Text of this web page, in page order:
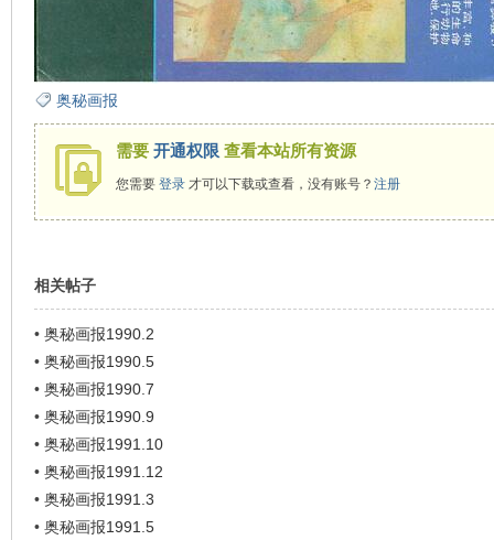
奥秘画报
需要 开通权限 查看本站所有资源
您需要 登录才可以下载或查看，没有账号？ 注册
相关帖子
• 奥秘画报1990.2
• 奥秘画报1990.5
• 奥秘画报1990.7
• 奥秘画报1990.9
• 奥秘画报1991.10
• 奥秘画报1991.12
• 奥秘画报1991.3
• 奥秘画报1991.5